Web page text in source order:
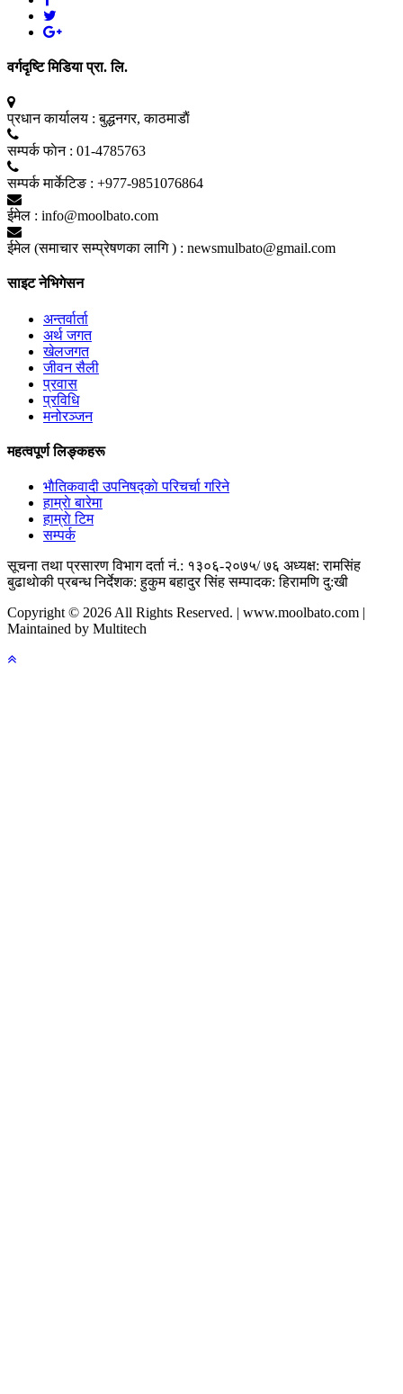
वर्गदृष्टि मिडिया प्रा. लि.
प्रधान कार्यालय : बुद्धनगर, काठमाडाैं
सम्पर्क फाेन : 01-4785763
सम्पर्क मार्केटिङ : +977-9851076864
ईमेल : info@moolbato.com
ईमेल (समाचार सम्प्रेषणका लागि ) : newsmulbato@gmail.com
साइट नेभिगेसन
अन्तर्वार्ता
अर्थ जगत
खेलजगत
जीवन सैली
प्रवास
प्रविधि
मनोरञ्जन
महत्वपूर्ण लिङ्कहरू
भाैतिकवादी उपनिषद्काे परिचर्चा गरिने
हाम्राे बारेमा
हाम्राे टिम
सम्पर्क
सूचना तथा प्रसारण विभाग दर्ता नं.: १३०६-२०७५/ ७६ अध्यक्ष: रामसिंह
बुढाथाेकी प्रबन्ध निर्देशक: हुकुम बहादुर सिंह सम्पादक: हिरामणि दु:खी
Copyright © 2026 All Rights Reserved. | www.moolbato.com |
Maintained by Multitech